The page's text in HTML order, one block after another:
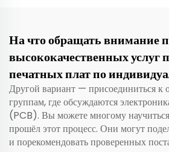
На что обращать внимание
высококачественных услуг
печатных плат по
Другой вариант — присоединиться
группам, где обсуждаются
(PCB). Вы можете многому
прошёл этот процесс. Они могут
и порекомендовать проверенных